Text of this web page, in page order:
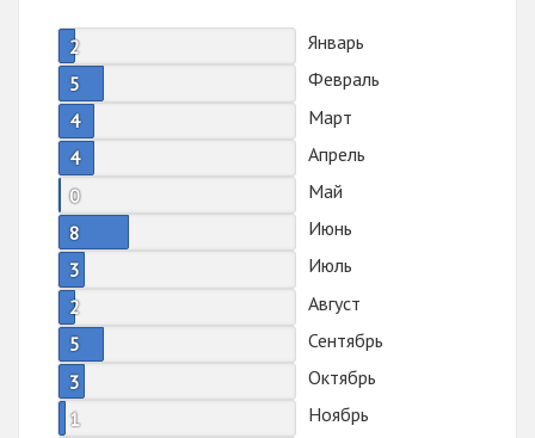
2
Январь
5
Февраль
4
Март
4
Апрель
0
Май
8
Июнь
3
Июль
2
Август
5
Сентябрь
3
Октябрь
1
Ноябрь